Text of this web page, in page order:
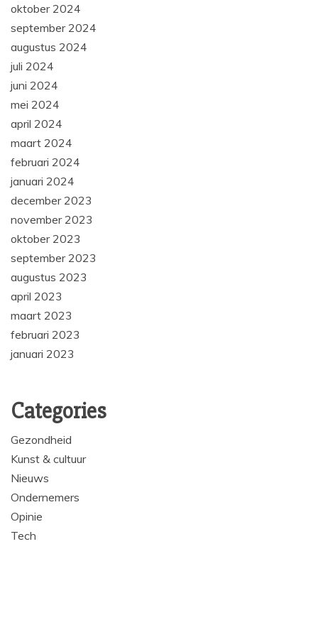
oktober 2024
september 2024
augustus 2024
juli 2024
juni 2024
mei 2024
april 2024
maart 2024
februari 2024
januari 2024
december 2023
november 2023
oktober 2023
september 2023
augustus 2023
april 2023
maart 2023
februari 2023
januari 2023
Categories
Gezondheid
Kunst & cultuur
Nieuws
Ondernemers
Opinie
Tech